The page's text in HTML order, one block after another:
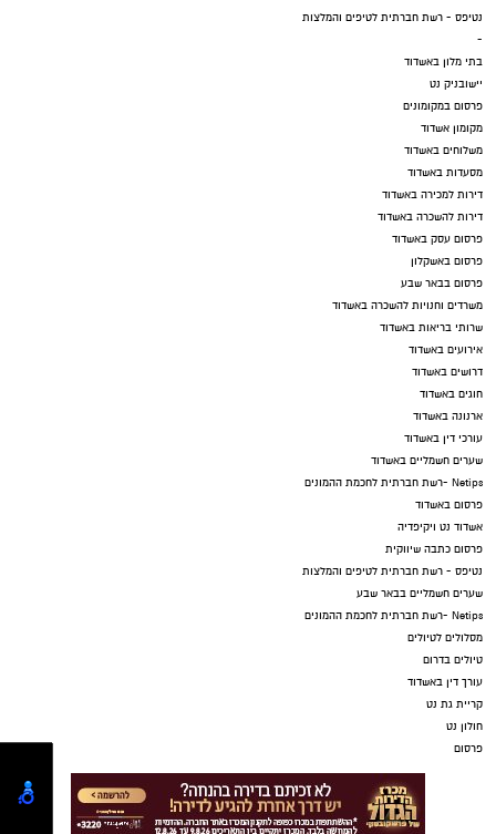
נטיפס - רשת חברתית לטיפים והמלצות
-
בתי מלון באשדוד
יישובניק נט
פרסום במקומונים
מקומון אשדוד
משלוחים באשדוד
מסעדות באשדוד
דירות למכירה באשדוד
דירות להשכרה באשדוד
פרסום עסק באשדוד
פרסום באשקלון
פרסום בבאר שבע
משרדים וחנויות להשכרה באשדוד
שרותי בריאות באשדוד
אירועים באשדוד
דרושים באשדוד
חוגים באשדוד
ארנונה באשדוד
עורכי דין באשדוד
שערים חשמליים באשדוד
Netips -רשת חברתית לחכמת ההמונים
פרסום באשדוד
אשדוד נט ויקיפדיה
פרסום כתבה שיווקית
נטיפס - רשת חברתית לטיפים והמלצות
שערים חשמליים בבאר שבע
Netips -רשת חברתית לחכמת ההמונים
מסלולים לטיולים
טיולים בדרום
עורך דין באשדוד
קריית גת נט
חולון נט
פרסום